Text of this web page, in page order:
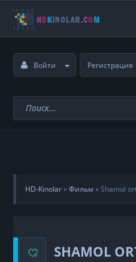
Войти Регистрация
HD-Kinolar»Фильм »Shamol
SHAMOL